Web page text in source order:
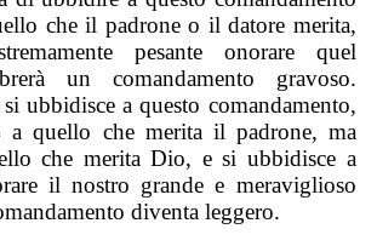
che il padrone o il datore merita,
pesante onorare quel
un comandamento gravoso.
ubbidisce a questo comandamento,
a quello che merita il padrone, ma
che merita Dio, e si ubbidisce a
il nostro grande e meraviglioso
diventa leggero.